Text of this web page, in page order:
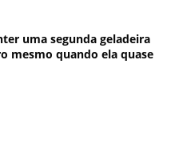
uma segunda geladeira
mesmo quando ela quase